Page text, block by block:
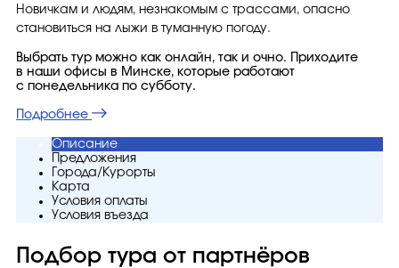
Новичкам и людям, незнакомым с трассами, опасно
становиться на лыжи в туманную погоду.
Выбрать тур можно как онлайн, так и очно. Приходите
в наши офисы в Минске, которые работают
с понедельника по субботу.
Подробнее
Описание
Предложения
Города/Курорты
Карта
Условия оплаты
Условия въезда
Подбор тура от партнёров